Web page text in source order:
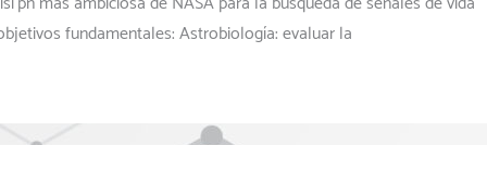
fundamentales: Astrobiología: evaluar la